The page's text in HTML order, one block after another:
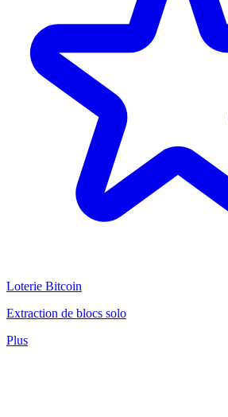
Loterie Bitcoin
Extraction de blocs solo
Plus